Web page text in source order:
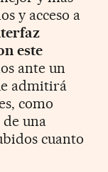
y acceso a
este
ante un
admitirá
como
una
cuanto